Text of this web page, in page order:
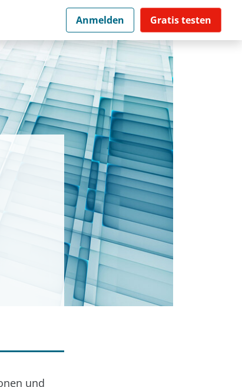
Anmelden Gratis testen
und